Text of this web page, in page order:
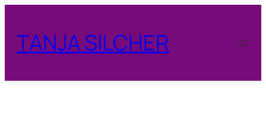
springen
TANJA SILCHER